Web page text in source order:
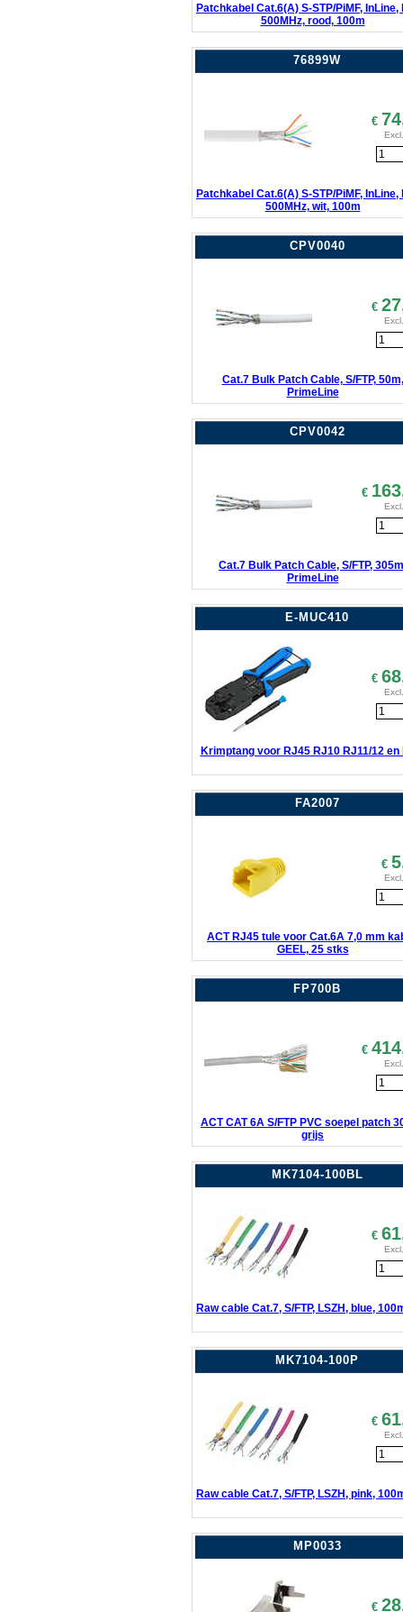
Patchkabel Cat.6(A) S-STP/PiMF, InLine,
500MHz, rood, 100m
76899W
€
Patchkabel Cat.6(A) S-STP/PiMF, InLine,
500MHz, wit, 100m
CPV0040
€
Cat.7 Bulk Patch Cable, S/FTP, 50m,
PrimeLine
CPV0042
€
Cat.7 Bulk Patch Cable, S/FTP,
PrimeLine
E-MUC410
€
Krimptang voor RJ45 RJ10 RJ11/12 en
FA2007
€
ACT RJ45 tule voor Cat.6A 7,0 mm
GEEL, 25 stks
FP700B
€
ACT CAT 6A S/FTP PVC soepel patch
grijs
MK7104-100BL
€
Raw cable Cat.7, S/FTP, LSZH, blue,
MK7104-100P
€
Raw cable Cat.7, S/FTP, LSZH, pink,
MP0033
€